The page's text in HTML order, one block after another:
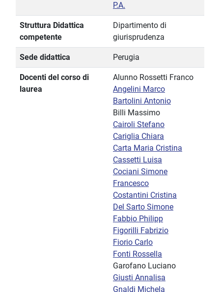
P.A.
Struttura Didattica
competente
Dipartimento di
giurisprudenza
Sede didattica Perugia
Docenti del corso di
laurea
Alunno Rossetti Franco
Angelini Marco
Bartolini Antonio
Billi Massimo
Cairoli Stefano
Cariglia Chiara
Carta Maria Cristina
Cassetti Luisa
Cociani Simone
Francesco
Costantini Cristina
Del Sarto Simone
Fabbio Philipp
Figorilli Fabrizio
Fiorio Carlo
Fonti Rossella
Garofano Luciano
Giusti Annalisa
Gnaldi Michela